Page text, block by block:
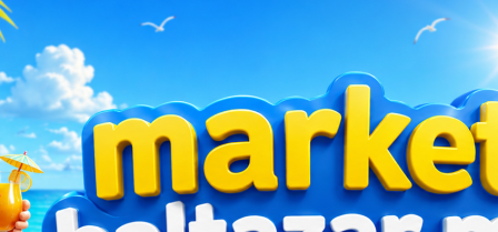
на производ Услови за користење